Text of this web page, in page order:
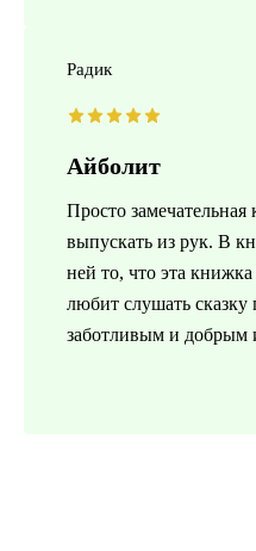
Радик
Айболит
Просто замечательная
выпускать из рук. В
ней то, что эта
любит слушать
заботливым и добрым